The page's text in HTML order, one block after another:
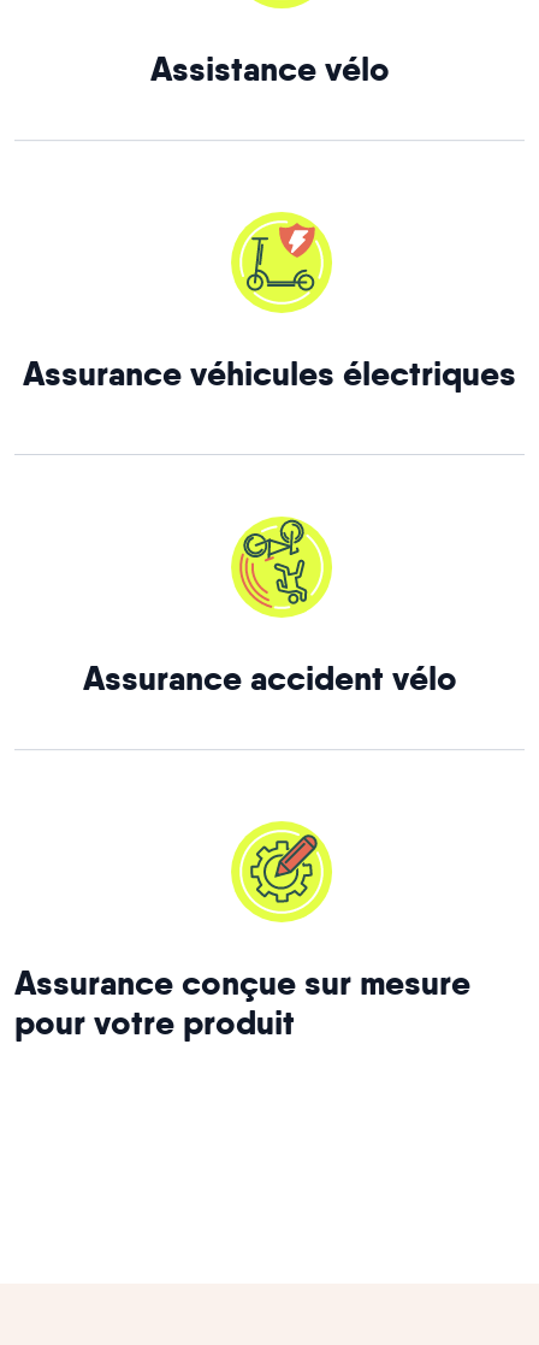
Assistance vélo
Assurance véhicules électriques
Assurance accident vélo
Assurance conçue sur mesure
pour votre produit